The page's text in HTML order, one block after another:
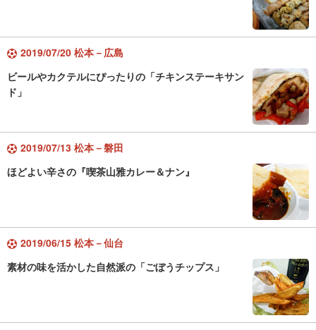
2019/07/20 松本－広島
ビールやカクテルにぴったりの「チキンステーキサン
ド」
2019/07/13 松本－磐田
ほどよい辛さの『喫茶山雅カレー＆ナン』
2019/06/15 松本－仙台
素材の味を活かした自然派の「ごぼうチップス」